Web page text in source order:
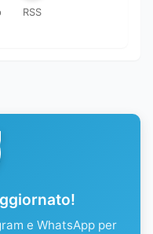
RSS
e WhatsApp per